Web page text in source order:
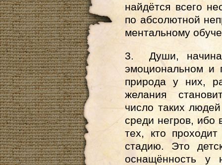
найдётся всего
по абсолютной
ментальному
3. Души,
эмоциональном и
природа у них,
желания
число таких
среди негров, ибо
тех, кто проходит
стадию. Это
оснащённость у